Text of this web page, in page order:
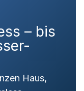
– bis
Haus,